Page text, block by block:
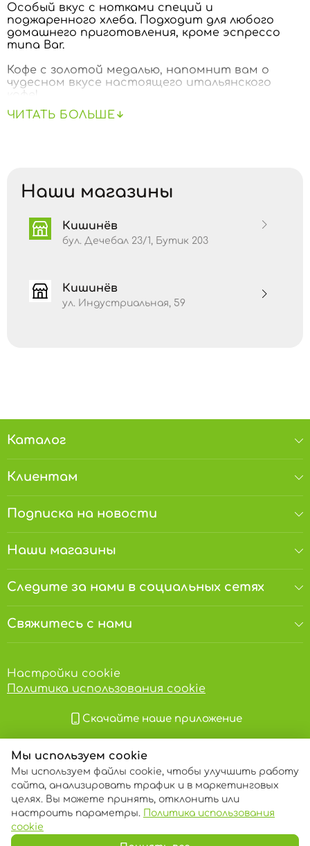
Особый вкус с нотками специй и
поджаренного хлеба. Подходит для любого
домашнего приготовления, кроме эспрессо
типа Bar.
Кофе с золотой медалью, напомнит вам о
чудесном вкусе настоящего итальянского
кофе!
ЧИТАТЬ БОЛЬШЕ
Наши магазины
Кишинёв
бул. Дечебал 23/1, Бутик 203
Кишинёв
ул. Индустриальная, 59
Каталог
Клиентам
Подписка на новости
Наши магазины
Следите за нами в социальных сетях
Свяжитесь с нами
Настройки cookie
Политика использования cookie
Скачайте наше приложение
© 2013 – 2026 ECOM
Мы используем cookie
Мы используем файлы cookie, чтобы улучшить работу
сайта, анализировать трафик и в маркетинговых
целях. Вы можете принять, отклонить или
настроить параметры. Политика использования
cookie